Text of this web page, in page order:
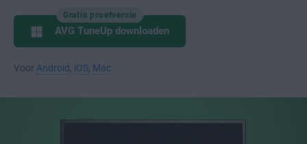
Gratis proefversie
AVG TuneUp downloaden
Voor Android iOS Mac